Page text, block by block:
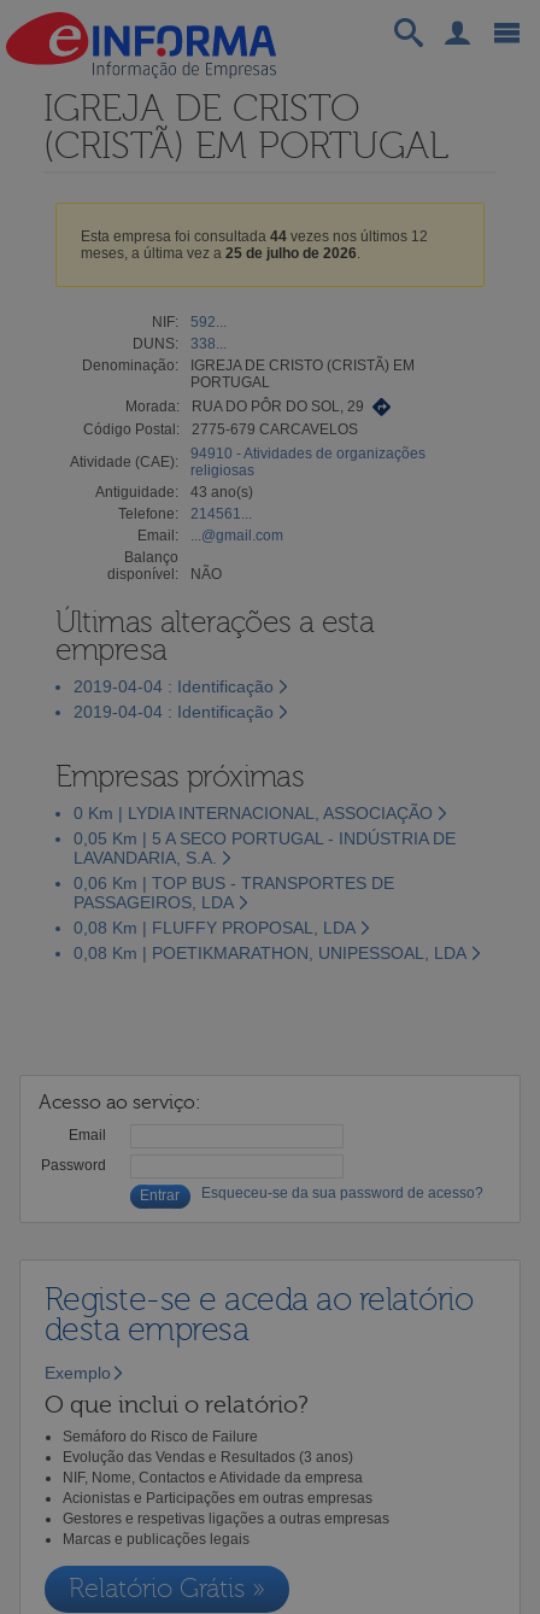
IGREJA DE CRISTO
(CRISTÃ) EM PORTUGAL
Esta empresa foi consultada 44vezes nos últimos 12
meses, a última vez a 25 de julho de 2026.
NIF:
592...
DUNS:
338...
Denominação:
IGREJA DE CRISTO (CRISTÃ) EM
PORTUGAL
Morada:
RUA DO PÔR DO SOL, 29
Código Postal:
2775-679 CARCAVELOS
Atividade (CAE):
94910 - Atividades de organizações
religiosas
Antiguidade:
43 ano(s)
Telefone:
214561...
Email:
...@gmail.com
Balanço
disponível:
NÃO
Últimas alterações a esta
empresa
2019-04-04 : Identificação
2019-04-04 : Identificação
Empresas próximas
0 Km | LYDIA INTERNACIONAL, ASSOCIAÇÃO
0,05 Km | 5 A SECO PORTUGAL - INDÚSTRIA DE
LAVANDARIA, S.A.
0,06 Km | TOP BUS - TRANSPORTES DE
PASSAGEIROS, LDA
0,08 Km | FLUFFY PROPOSAL, LDA
0,08 Km | POETIKMARATHON, UNIPESSOAL, LDA
Acesso ao serviço:
Email
Password
Esqueceu-se da sua password de acesso?
Registe-se e aceda ao relatório
desta empresa
Exemplo
O que inclui o relatório?
Semáforo do Risco de Failure
Evolução das Vendas e Resultados (3 anos)
NIF, Nome, Contactos e Atividade da empresa
Acionistas e Participações em outras empresas
Gestores e respetivas ligações a outras empresas
Marcas e publicações legais
Relatório Grátis »